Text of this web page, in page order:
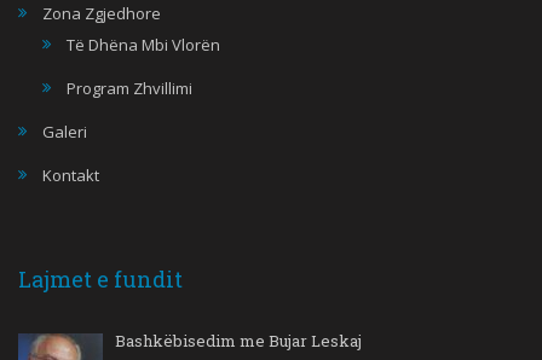
Zona Zgjedhore
Të Dhëna Mbi Vlorën
Program Zhvillimi
Galeri
Kontakt
Lajmet e fundit
Bashkëbisedim me Bujar Leskaj